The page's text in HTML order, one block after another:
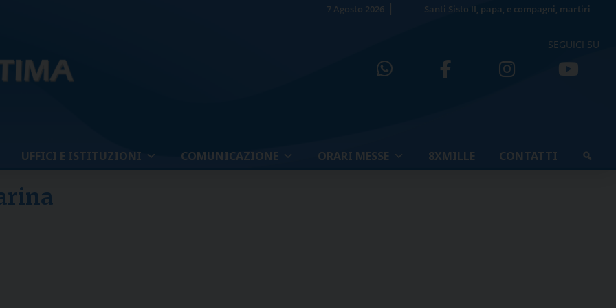
7 Agosto 2026 Santi Sisto II, papa, e compagni, martiri
SEGUICI SU
UFFICI E ISTITUZIONI COMUNICAZIONE ORARI MESSE 8XMILLE CONTATTI